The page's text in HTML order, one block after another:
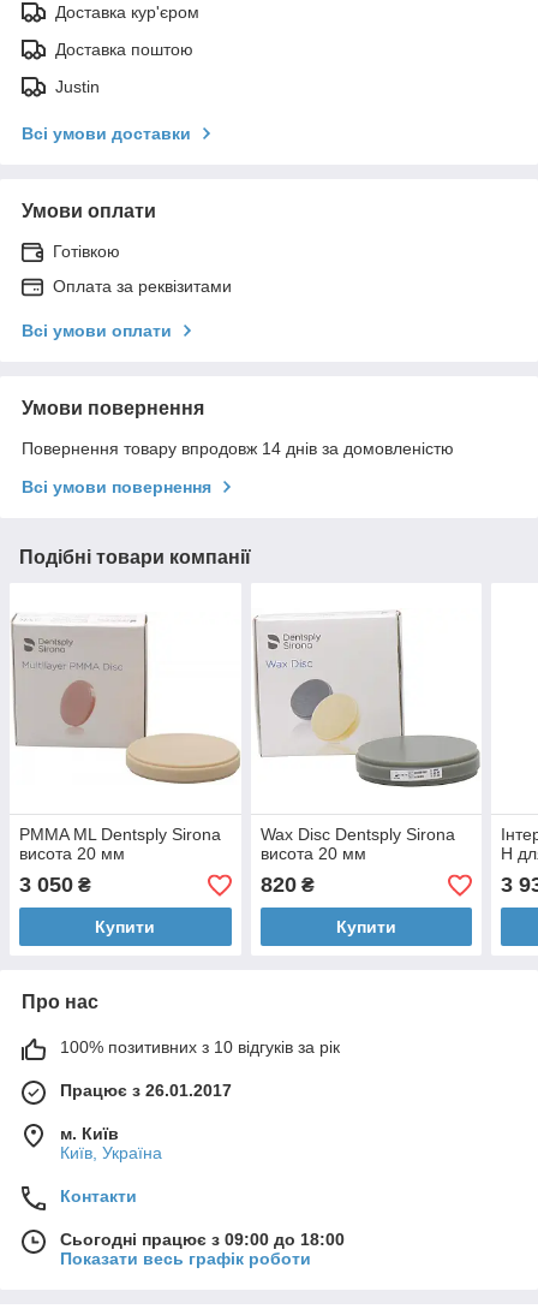
Доставка кур'єром
Доставка поштою
Justin
Всі умови доставки
Умови оплати
Готівкою
Оплата за реквізитами
Всі умови оплати
Умови повернення
Повернення товару впродовж 14 днів за домовленістю
Всі умови повернення
Подібні товари компанії
РMMA ML Dentsply Sirona
висота 20 мм
3 050 ₴
Купити
Wax Disc Dentsply Sirona
висота 20 мм
820₴
Купити
H
3
Про нас
100% позитивних з 10 відгуків за рік
Працює з 26.01.2017
м. Київ
Київ, Україна
Контакти
Сьогодні працює з 09:00 до 18:00
Показати весь графік роботи